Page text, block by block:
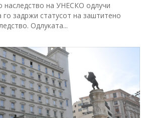
наследство на УНЕСКО одлучи
го задржи статусот на заштитено
Одлуката...